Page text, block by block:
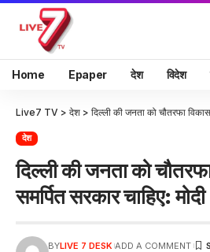
Home Epaper देश विदेश
Live7 TV > देश > दिल्ली की जनता को चौतरफा
देश
दिल्ली की जनता को
समर्पित सरकार चाहिए: मोदी
BYLIVE 7 DESK ADD A COMMENT